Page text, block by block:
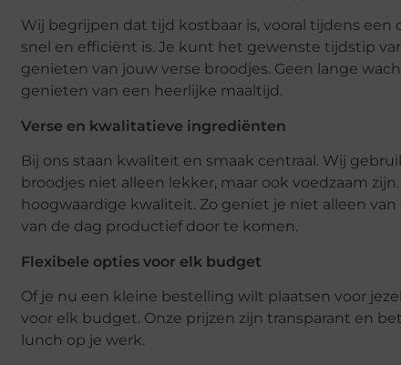
Wij begrijpen dat tijd kostbaar is, vooral tijdens
snel en efficiënt is. Je kunt het gewenste tijdstip
genieten van jouw verse broodjes. Geen lange
genieten van een heerlijke maaltijd.
Verse en kwalitatieve ingrediënten
Bij ons staan kwaliteit en smaak centraal. Wij
broodjes niet alleen lekker, maar ook voedzaam
hoogwaardige kwaliteit. Zo geniet je niet alleen
van de dag productief door te komen.
Flexibele opties voor elk budget
Of je nu een kleine bestelling wilt plaatsen voor
voor elk budget. Onze prijzen zijn transparant en
lunch op je werk.